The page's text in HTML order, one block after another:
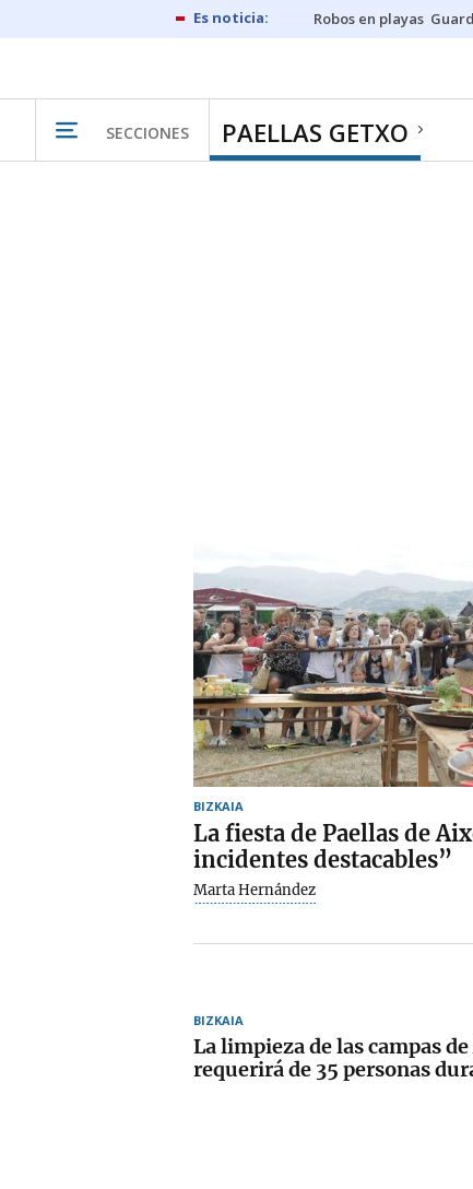
Robos en playas
SECCIONES PAELLAS GETXO
BIZKAIA
La fiesta de Paellas de
incidentes destacables”
Marta Hernández
BIZKAIA
La limpieza de las campas
requerirá de 35 personas